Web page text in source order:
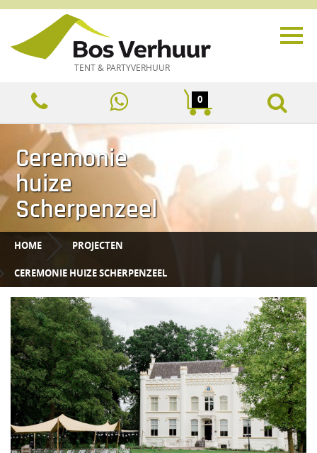
TENT & PARTYVERHUUR
0
Ceremonie
huize
Scherpenzeel
HOME PROJECTEN
CEREMONIE HUIZE SCHERPENZEEL